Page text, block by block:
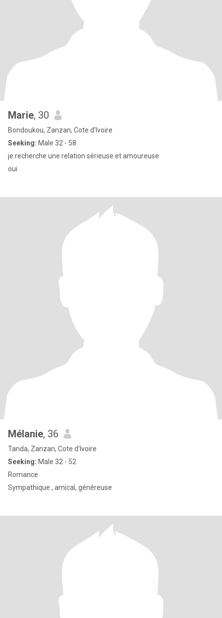
Marie, 30
Bondoukou, Zanzan, Cote d'Ivoire
Seeking: Male 32 - 58
je recherche une relation sérieuse et amoureuse
oui
Mélanie, 36
Tanda, Zanzan, Cote d'Ivoire
Seeking: Male 32 - 52
Romance
Sympathique , amical, généreuse